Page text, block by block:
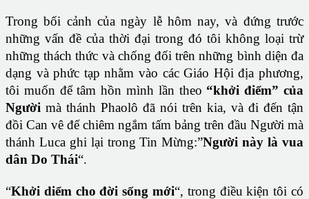
Trong bối cảnh của ngày lễ hôm nay, và đứng trước
những vấn đề của thời đại trong đó tôi không loại trừ
những thách thức và chống đối trên những bình diện đa
dạng và phức tạp nhằm vào các Giáo Hội địa phương,
tôi muốn để tâm hồn mình lần theo “khởi điểm” của
Người mà thánh Phaolô đã nói trên kia, và đi đến tận
đồi Can vê để chiêm ngắm tấm bảng trên đầu Người mà
thánh Luca ghi lại trong Tin Mừng:”Người này là vua
dân Do Thái“.
“Khởi diểm cho đời sống mới“, trong điều kiện tôi có